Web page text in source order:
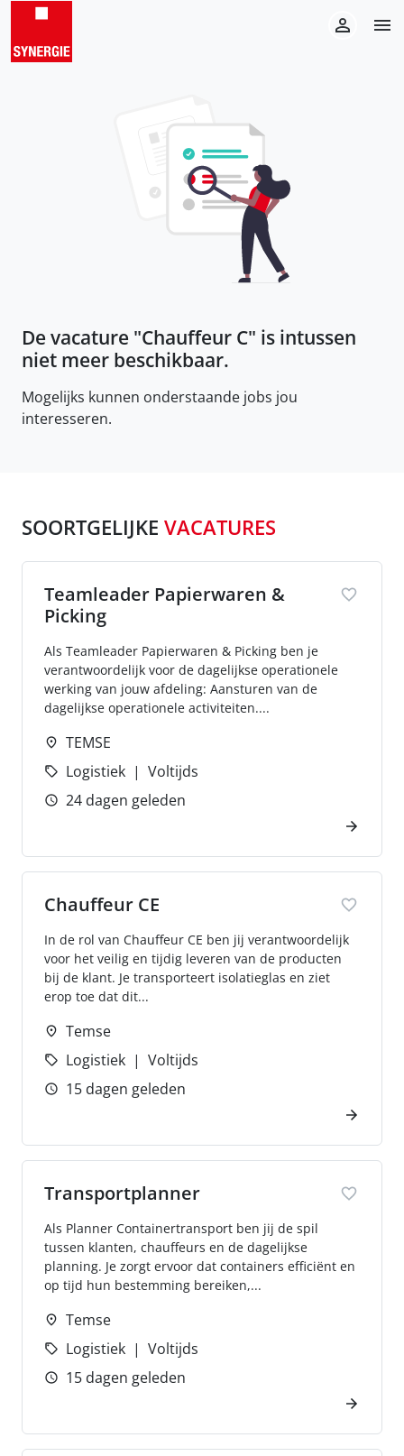
De vacature "Chauffeur C" is intussen
niet meer beschikbaar.
Mogelijks kunnen onderstaande jobs jou
interesseren.
SOORTGELIJKE VACATURES
Teamleader Papierwaren &
Picking
Als Teamleader Papierwaren & Picking ben je
verantwoordelijk voor de dagelijkse operationele
werking van jouw afdeling: Aansturen van de
dagelijkse operationele activiteiten....
TEMSE
Logistiek
Voltijds
24 dagen geleden
Chauffeur CE
In de rol van Chauffeur CE ben jij verantwoordelijk
voor het veilig en tijdig leveren van de producten
bij de klant. Je transporteert isolatieglas en ziet
erop toe dat dit...
Temse
Logistiek
Voltijds
15 dagen geleden
Transportplanner
Als Planner Containertransport ben jij de spil
tussen klanten, chauffeurs en de dagelijkse
planning. Je zorgt ervoor dat containers efficiënt en
op tijd hun bestemming bereiken,...
Temse
Logistiek
Voltijds
15 dagen geleden